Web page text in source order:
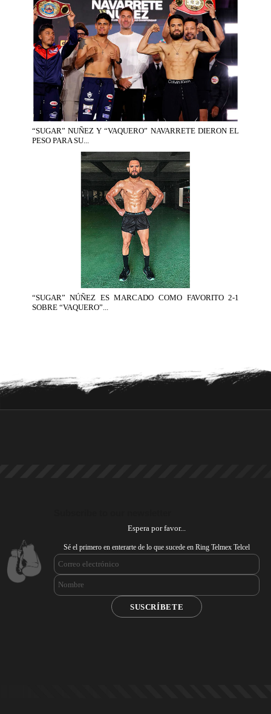
“SUGAR” NUÑEZ Y “VAQUERO” NAVARRETE DIERON EL
PESO PARA SU...
“SUGAR” NÚÑEZ ES MARCADO COMO FAVORITO 2-1
SOBRE “VAQUERO”...
Espera por favor...
Sé el primero en enterarte de lo que sucede en Ring Telmex Telcel